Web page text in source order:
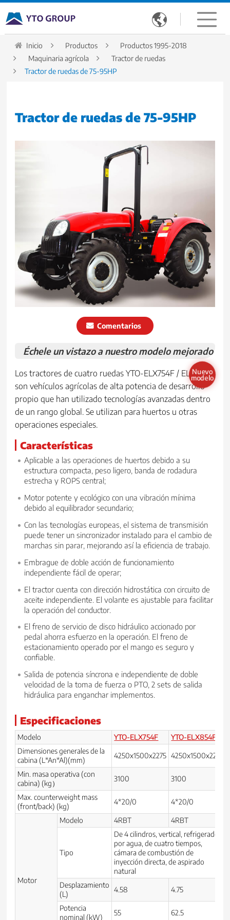

Inicio Productos
Productos 1995-2018
Maquinaria agrícola
Tractor de ruedas
Tractor de ruedas de 75-95HP
Tractor de ruedas de 75-95HP
Comentarios
Nuevo
modelo
Échele un vistazo a nuestro modelo mejorado
Los tractores de cuatro ruedas YTO-ELX754F / ELX854F
son vehículos agrícolas de alta potencia de desarrollo
propio que han utilizado tecnologías avanzadas dentro
de un rango global. Se utilizan para huertos u otras
operaciones especiales.
Características
Aplicable a las operaciones de huertos debido a su
estructura compacta, peso ligero, banda de rodadura
estrecha y ROPS central;
Motor potente y ecológico con una vibración mínima
debido al equilibrador secundario;
Con las tecnologías europeas, el sistema de transmisión
puede tener un sincronizador instalado para el cambio de
marchas sin parar, mejorando así la eficiencia de trabajo.
Embrague de doble acción de funcionamiento
independiente fácil de operar;
El tractor cuenta con dirección hidrostática con circuito de
aceite independiente. El volante es ajustable para facilitar
la operación del conductor.
El freno de servicio de disco hidráulico accionado por
pedal ahorra esfuerzo en la operación. El freno de
estacionamiento operado por el mango es seguro y
confiable.
Salida de potencia síncrona e independiente de doble
velocidad de la toma de fuerza o PTO, 2 sets de salida
hidráulica para enganchar implementos.
Especificaciones
Modelo YTO-ELX754F
YTO-ELX854F
Dimensiones generales de la
cabina (L*An*Al)(mm)
4250x1500x2275 4250x1500x2275
Min. masa operativa (con
cabina) (kg）
3100 3100
Max. counterweight mass
(front/back) (kg)
4*20/0 4*20/0
Motor
Modelo 4RBT 4RBT
Tipo
De 4 cilindros, vertical, refrigerado
por agua, de cuatro tiempos,
cámara de combustión de
inyección directa, de aspirado
natural
Desplazamiento
(L)
4.58 4.75
Potencia
nominal (kW)
55 62.5